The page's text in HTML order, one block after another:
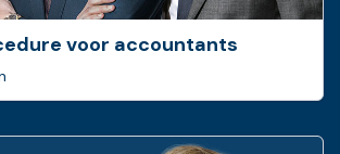
voor accountants